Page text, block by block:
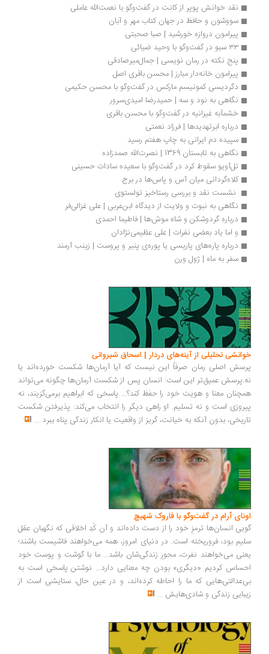
نقد خوانش پوپر از کانت در گفت‌وگو با نعمت‌الله عاملی
سووشون و حافظ در جهان کتاب مهر و آبان
پیرامون دروازه خورشید | صبا صحبتی
پنج نکته در رمان نویسی | جمال‌میرصادقی
پیرامون خانه‌دار مبارز | محسن باقری اصل
دگردیسی کمونیسم مارکس در گفت‌وگو با محسن حکیمی
نگاهی به نود و سه | حمیدرضا امیدی‌سرور
خشمآبه غیزانیه در گفت‌وگو با محسن باقری
درباره ابرتهدیدها | فرزاد نعمتی
سپیده دم ایرانی به چاپ هفتم رسید
نگاهی به تابستان 1369 | نصرت‌الله صمدزاده
تل‌آویو سقوط کرد در گفت‌وگو با سعیده سادات حسینی
کلاه‌گردانی میان آس و پاس‌ها در برج
نشست نقد و بررسی رستاخیز تولستوی
نگاهی به نبوت و ولایت از دیدگاه ابن‌عربی | علی غزالی‌فر
درباره گردو‌شکن و شاه موش‌ها | فاطیما احمدی
و اما یاد بعضی نفرات | علی عظیمی‌نژادان
درباره پاره‌های پاریسی یا پوره‌ی پنیر و پروست | زینب آرمند
سفر به ماه | ژول ورن
تحلیلی از آینه‌های دردار | اسحاق شیروانی
اصلی رمان صرفاً این نیست که آیا آرمان‌ها شکست خورده‌اند یا
عمیق‌تر این است: انسان پس از شکست آرمان‌ها چگونه می‌تواند
معنا و هویت خود را حفظ کند؟... پاسخی که ابراهیم برمی‌گزیند، نه
است و نه تسلیم. او راهی دیگر را انتخاب می‌کند: پذیرفتن شکست
بدون آنکه به خیانت، گریز از واقعیت یا انکار زندگی پناه ببرد...
آرام در گفت‌وگو با فاروک شهیچ‭
انسان‌ها ترمزِ خود را از دست داده‌اند و آن کُدِ اخلاقی که نگهبان عقل
بود، فروریخته است. در دنیای امروز، همه می‌خواهند فاشیست باشند؛
می‌خواهند نفرت، محورِ زندگی‌شان باشد... ما با گوشت و پوست خود
کردیم «دیگری» بودن چه معنایی دارد... نوشتن پاسخی است به
که ما را احاطه کرده‌اند، و در عین حال، ستایشی است از
زندگی و شادی‌هایش...